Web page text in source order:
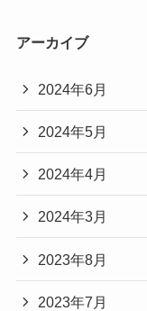
アーカイブ
2024年6月
2024年5月
2024年4月
2024年3月
2023年8月
2023年7月